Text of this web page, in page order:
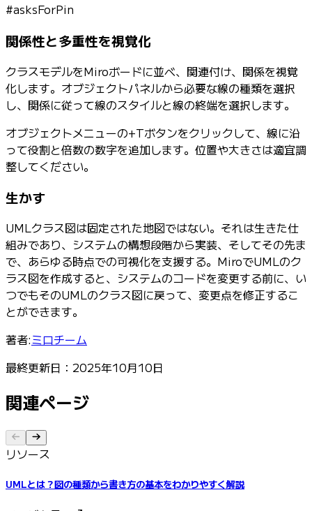
#asksForPin
関係性と多重性を視覚化
クラスモデルをMiroボードに並べ、関連付け、関係を視覚
化します。オブジェクトパネルから必要な線の種類を選択
し、関係に従って線のスタイルと線の終端を選択します。
オブジェクトメニューの+Tボタンをクリックして、線に沿
って役割と倍数の数字を追加します。位置や大きさは適宜調
整してください。
生かす
UMLクラス図は固定された地図ではない。それは生きた仕
組みであり、システムの構想段階から実装、そしてその先ま
で、あらゆる時点での可視化を支援する。MiroでUMLのク
ラス図を作成すると、システムのコードを変更する前に、い
つでもそのUMLのクラス図に戻って、変更点を修正するこ
とができます。
著者:ミロチーム
最終更新日：2025年10月10日
関連ページ
リソース
UMLとは？図の種類から書き方の基本をわかりやすく解説